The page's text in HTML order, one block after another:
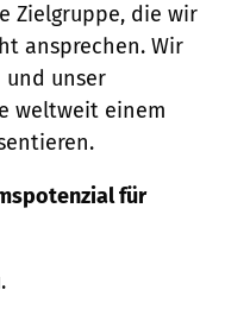
Zielgruppe, die wir
ansprechen. Wir
und unser
weltweit einem
für